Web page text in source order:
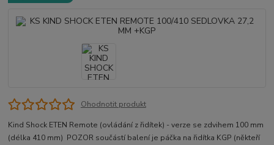
Ohodnotit produkt
Kind Shock ETEN Remote (ovládání z řidítek) - verze se zdvihem 100 mm
(délka 410 mm) POZOR součástí balení je páčka na řidítka KGP (někteří